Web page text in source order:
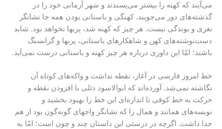
می‌آیند که کهنه را بیشتر می‌پسندند و شهر آرمانی خود را در
گذشته‌های دور می‌جویند. کهنگی و باستانی بودن همه جا نشانگر
نغزی و بوندگی نیست. هر چیز که کهنه شد، پربها نخواهد بود. شاید
دست‌نوشته‌های کهن و شاهکارهای باستانی، پربها و گرانسنگ
باشند؛ امّا این داوری درباره هر چیز کهنه و باستانی درست نمی‌آید.
خط امروز فارسی در آغاز، نقطه نداشت و واکه‌های کوتاه آن
نگاشته نمی‌شد. آورده‌اند که ابوالاسود دئلی با افزودن نقطه و
حرکت به خط کوفی تا اندازه‌ای این خط را بهبود بخشید و
نویسه‌های همانند و همال را که نشانگر واجهای گونه‌گون بود از هم
جدا داشت. اگرچه در درستی این داستان چند و چون است؛ امّا به